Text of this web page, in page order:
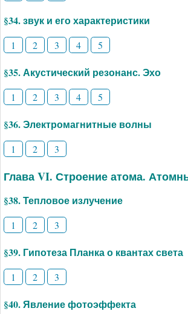
§34. звук и его характеристики
1 2 3 4 5
§35. Акустический резонанс. Эхо
1 2 3 4 5
§36. Электромагнитные волны
1 2 3
Глава VI. Строение атома.
§38. Тепловое излучение
1 2 3
§39. Гипотеза Планка о квантах света
1 2 3
§40. Явление фотоэффекта